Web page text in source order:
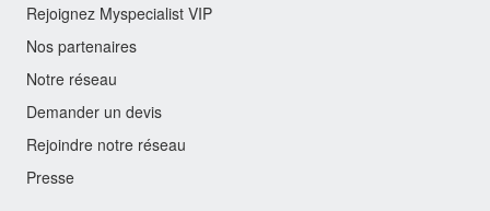
Rejoignez Myspecialist VIP
Nos partenaires
Notre réseau
Demander un devis
Rejoindre notre réseau
Presse